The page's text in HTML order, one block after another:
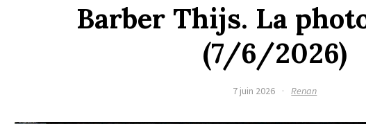
Barber Thijs. La
(7/6/2026)
7 juin 2026 · Renan